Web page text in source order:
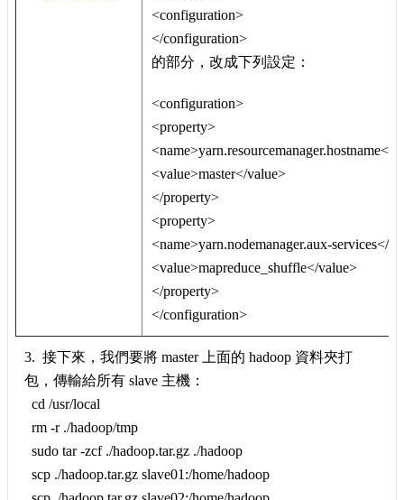
<configuration>
</configuration>
的部分，改成下列設定：
<configuration>
<property>
<name>yarn.resourcemanager.hostname</
<value>master</value>
</property>
<property>
<name>yarn.nodemanager.aux-services</
<value>mapreduce_shuffle</value>
</property>
</configuration>
3. 接下來，我們要將 master 上面的 hadoop 資料夾打
包，傳輸給所有 slave 主機：
cd /usr/local
rm -r ./hadoop/tmp
sudo tar -zcf ./hadoop.tar.gz ./hadoop
scp ./hadoop.tar.gz slave01:/home/hadoop